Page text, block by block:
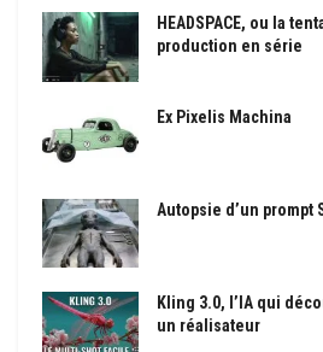
HEADSPACE, ou la
production en série
Ex Pixelis Machina
Autopsie d’un prompt
Kling 3.0, l’IA qui
un réalisateur